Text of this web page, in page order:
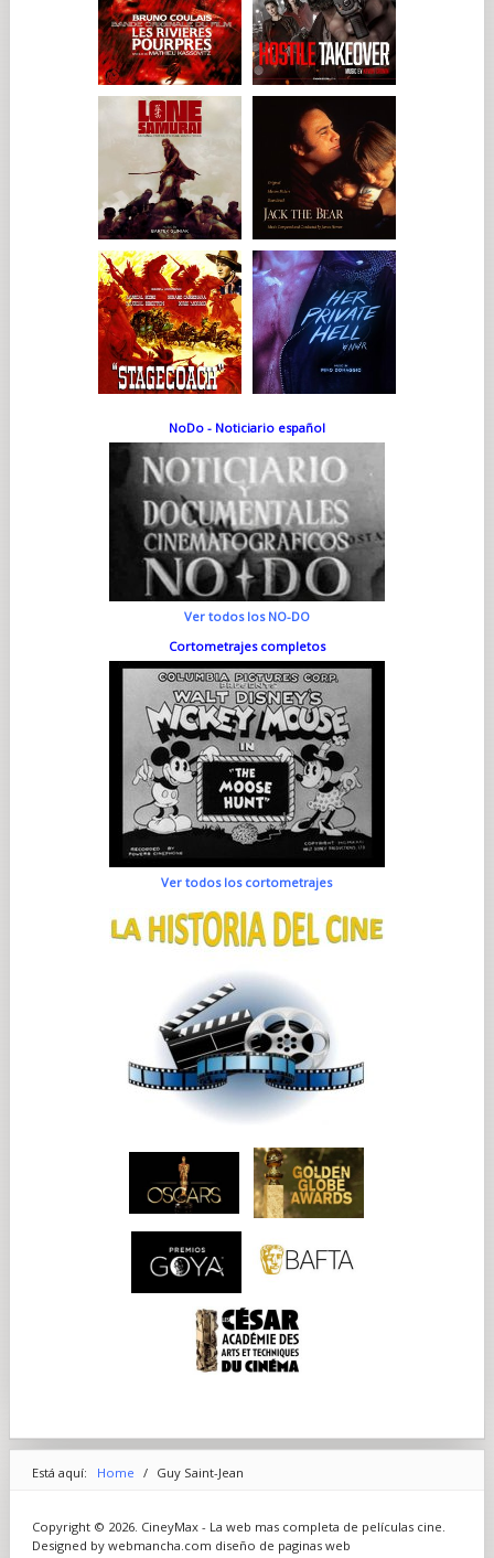
NoDo - Noticiario español
Ver todos los NO-DO
Cortometrajes completos
Ver todos los cortometrajes
Está aquí: Home / Guy Saint-Jean
Copyright © 2026. CineyMax - La web mas completa de películas cine.
Designed by webmancha.com diseño de paginas web